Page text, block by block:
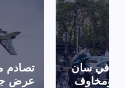
تصادم مقاتلتين
عرض جوي في ولاية